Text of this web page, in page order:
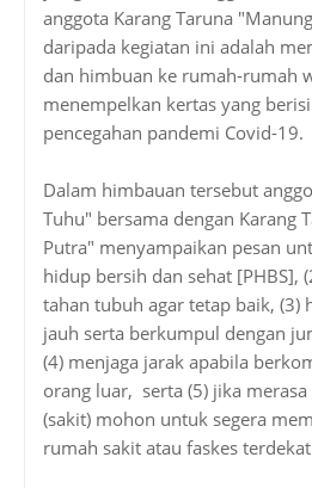
anggota Karang Taruna
daripada kegiatan ini adalah
dan himbuan ke rumah-rumah
menempelkan kertas yang
pencegahan pandemi Covid-19.
Dalam himbauan tersebut
Tuhu" bersama dengan Karang
Putra" menyampaikan pesan
hidup bersih dan sehat [PHBS],
tahan tubuh agar tetap baik, (3)
jauh serta berkumpul dengan
(4) menjaga jarak apabila
orang luar, serta (5) jika
(sakit) mohon untuk segera
rumah sakit atau faskes